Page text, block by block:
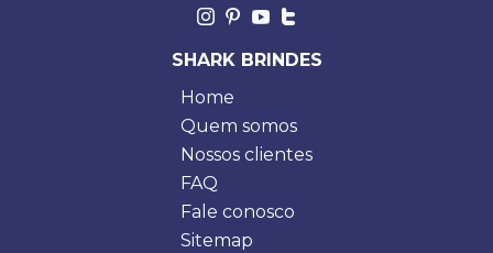
SHARK BRINDES
Home
Quem somos
Nossos clientes
FAQ
Fale conosco
Sitemap